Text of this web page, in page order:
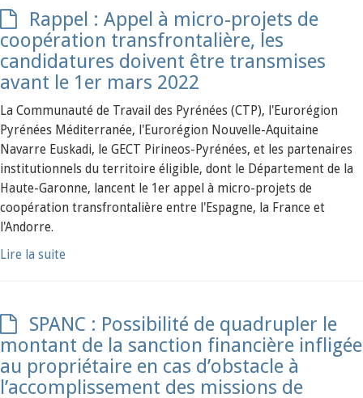
Rappel : Appel à micro-projets de
coopération transfrontalière, les
candidatures doivent être transmises
avant le 1er mars 2022
La Communauté de Travail des Pyrénées (CTP), l'Eurorégion
Pyrénées Méditerranée, l'Eurorégion Nouvelle-Aquitaine
Navarre Euskadi, le GECT Pirineos-Pyrénées, et les partenaires
institutionnels du territoire éligible, dont le Département de la
Haute-Garonne, lancent le 1er appel à micro-projets de
coopération transfrontalière entre l'Espagne, la France et
l'Andorre.
Lire la suite
SPANC : Possibilité de quadrupler le
montant de la sanction financière infligée
au propriétaire en cas d’obstacle à
l’accomplissement des missions de